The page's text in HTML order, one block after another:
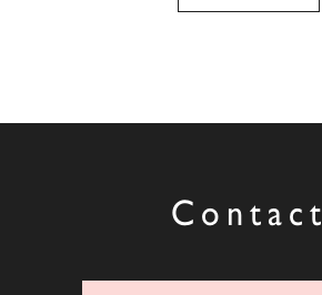
Contact